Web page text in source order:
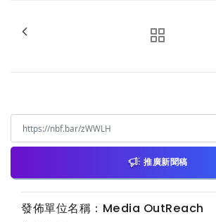
推廣新聞稿
發佈單位名稱：Media OutReach